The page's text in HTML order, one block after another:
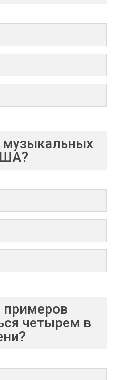
музыкальных
примеров
четырем в